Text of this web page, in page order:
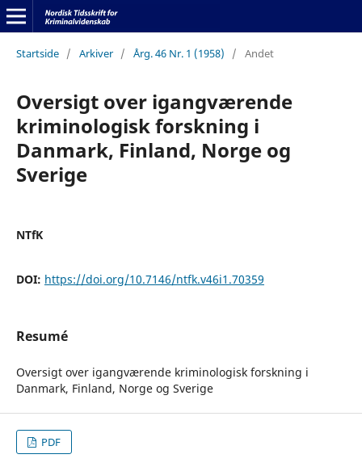
Startside / Arkiver / Årg. 46 Nr. 1 (1958) / Andet
Oversigt over igangværende
kriminologisk forskning i
Danmark, Finland, Norge og
Sverige
NTfK
DOI: https://doi.org/10.7146/ntfk.v46i1.70359
Resumé
Oversigt over igangværende kriminologisk forskning i
Danmark, Finland, Norge og Sverige
PDF